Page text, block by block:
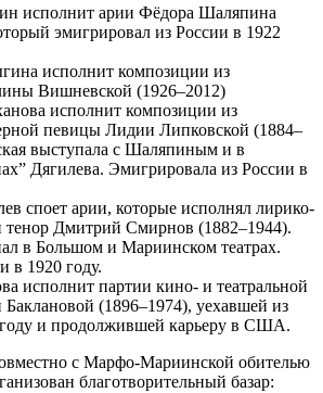
исполнит арии Фёдора Шаляпина
эмигрировал из России в 1922
исполнит композиции из
Вишневской (1926–2012)
исполнит композиции из
певицы Лидии Липковской (1884–
выступала с Шаляпиным и в
Дягилева. Эмигрировала из России в
споет арии, которые исполнял лирико-
тенор Дмитрий Смирнов (1882–1944).
в Большом и Мариинском театрах.
в 1920 году.
исполнит партии кино- и театральной
(1896–1974), уехавшей из
и продолжившей карьеру в США.
с Марфо-Мариинской обителью
благотворительный базар: